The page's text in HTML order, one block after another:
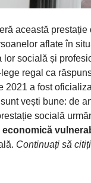
această
aflate în
lor socială și
regal ca
2021 a fost
vești bune: de
socială
economică
Continuați să